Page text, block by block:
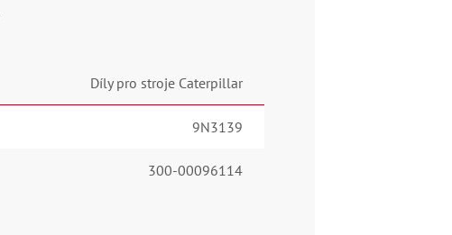
Díly pro stroje Caterpillar
9N3139
300-00096114